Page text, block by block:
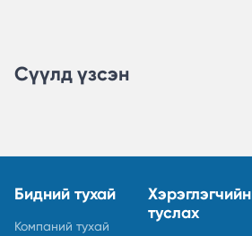
Сүүлд үзсэн
Бидний тухай
Компаний тухай
Хэрэглэгчийн
туслах